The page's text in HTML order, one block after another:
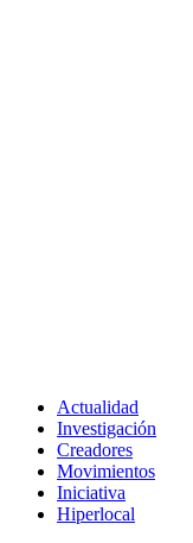
Actualidad
Investigación
Creadores
Movimientos
Iniciativa
Hiperlocal